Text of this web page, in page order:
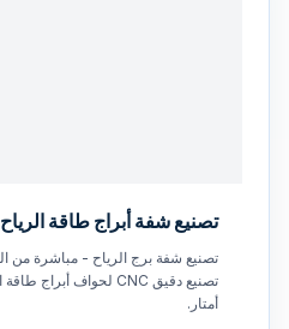
تصنيع شفة أبراج طاقة الرياح
أمتار.